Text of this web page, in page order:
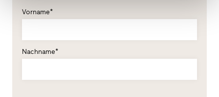
Vorname*
Nachname*